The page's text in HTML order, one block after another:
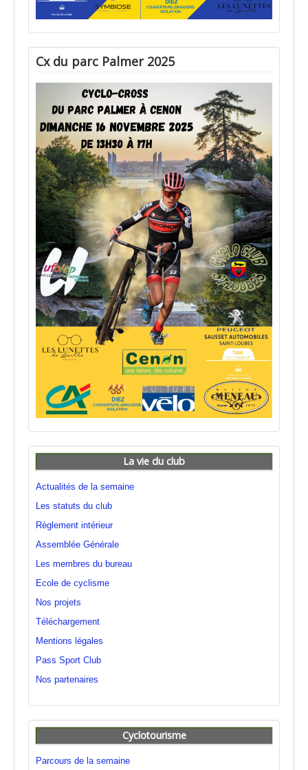
Cx du parc Palmer 2025
La vie du club
Actualités de la semaine
Les statuts du club
Règlement intérieur
Assemblée Générale
Les membres du bureau
Ecole de cyclisme
Nos projets
Téléchargement
Mentions légales
Pass Sport Club
Nos partenaires
Cyclotourisme
Parcours de la semaine